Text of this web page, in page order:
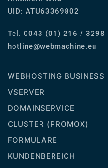
UID: ATU63369802
Tel. 0043 (01) 216 / 3298
ue.enihcambew@eniltoh
WEBHOSTING BUSINESS
VSERVER
DOMAINSERVICE
CLUSTER (PROMOX)
FORMULARE
KUNDENBEREICH